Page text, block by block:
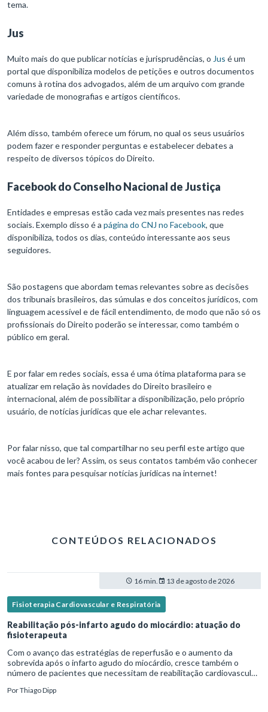
tema.
Jus
Muito mais do que publicar notícias e jurisprudências, o Jus é um
portal que disponibiliza modelos de petições e outros documentos
comuns à rotina dos advogados, além de um arquivo com grande
variedade de monografias e artigos científicos.
Além disso, também oferece um fórum, no qual os seus usuários
podem fazer e responder perguntas e estabelecer debates a
respeito de diversos tópicos do Direito.
Facebook do Conselho Nacional de Justiça
Entidades e empresas estão cada vez mais presentes nas redes
sociais. Exemplo disso é a página do CNJ no Facebook, que
disponibiliza, todos os dias, conteúdo interessante aos seus
seguidores.
São postagens que abordam temas relevantes sobre as decisões
dos tribunais brasileiros, das súmulas e dos conceitos jurídicos, com
linguagem acessível e de fácil entendimento, de modo que não só os
profissionais do Direito poderão se interessar, como também o
público em geral.
E por falar em redes sociais, essa é uma ótima plataforma para se
atualizar em relação às novidades do Direito brasileiro e
internacional, além de possibilitar a disponibilização, pelo próprio
usuário, de notícias jurídicas que ele achar relevantes.
Por falar nisso, que tal compartilhar no seu perfil este artigo que
você acabou de ler? Assim, os seus contatos também vão conhecer
mais fontes para pesquisar notícias jurídicas na internet!
CONTEÚDOS RELACIONADOS
16 min. 13 de agosto de 2026
Fisioterapia Cardiovascular e Respiratória
Reabilitação pós-infarto agudo do miocárdio: atuação do
fisioterapeuta
Com o avanço das estratégias de reperfusão e o aumento da
sobrevida após o infarto agudo do miocárdio, cresce também o
número de pacientes que necessitam de reabilitação cardiovascular
PorThiago Dipp